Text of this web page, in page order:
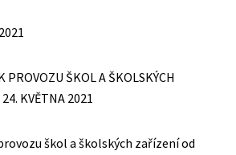
PROVOZU ŠKOL A ŠKOLSKÝCH
KVĚTNA 2021
škol a školských zařízení od